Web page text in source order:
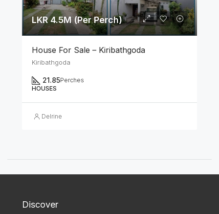
LKR 4.5M (Per Perch)
House For Sale – Kiribathgoda
Kiribathgoda
21.85Perches
HOUSES
Delrine
Discover